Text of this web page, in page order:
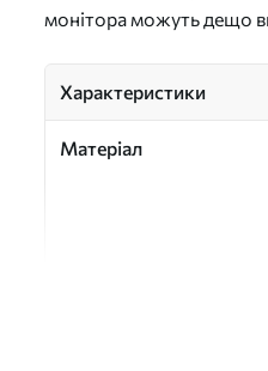
монітора можуть дещо
Характеристики
Матеріал